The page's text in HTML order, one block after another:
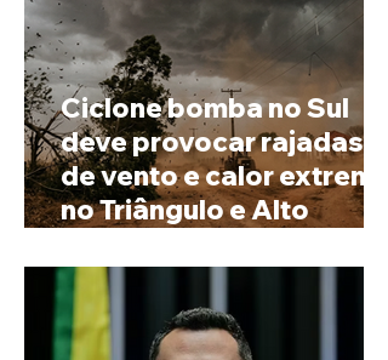
Ciclone bomba no Sul
deve provocar rajadas
de vento e calor extremo
no Triângulo e Alto